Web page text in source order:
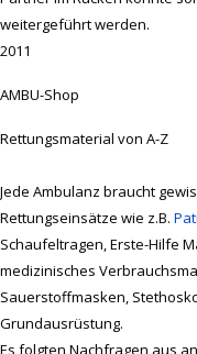
weitergeführt werden.
2011
AMBU-Shop
Rettungsmaterial von A-Z
Jede Ambulanz braucht
Rettungseinsätze wie z.B.
Schaufeltragen, Erste-Hilfe
medizinisches
Sauerstoffmasken,
Grundausrüstung.
Es folgten Nachfragen aus